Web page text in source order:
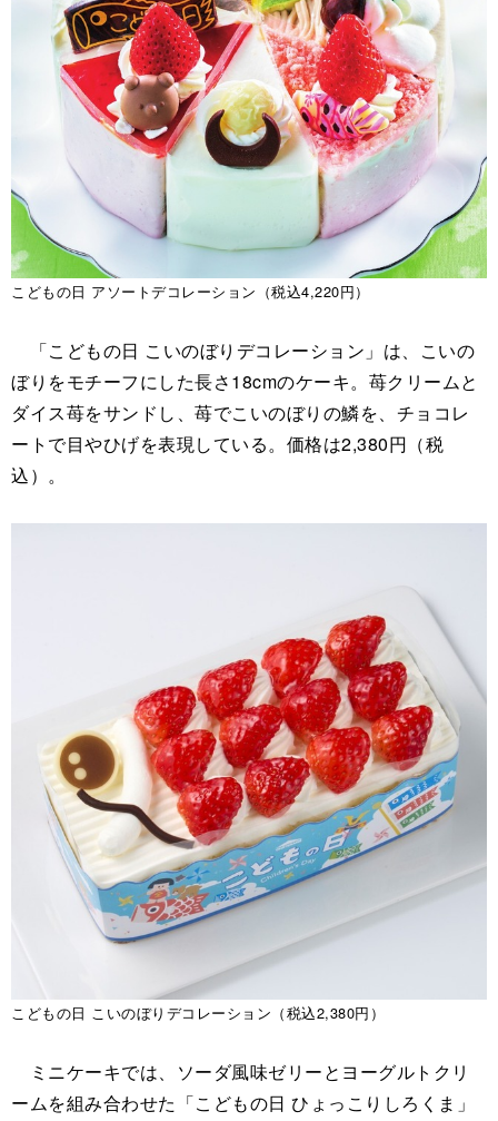
こどもの日 アソートデコレーション（税込4,220円）
「こどもの日 こいのぼりデコレーション」は、こいの
ぼりをモチーフにした長さ18cmのケーキ。苺クリームと
ダイス苺をサンドし、苺でこいのぼりの鱗を、チョコレ
ートで目やひげを表現している。価格は2,380円（税
込）。
こどもの日 こいのぼりデコレーション（税込2,380円）
ミニケーキでは、ソーダ風味ゼリーとヨーグルトクリ
ームを組み合わせた「こどもの日 ひょっこりしろくま」